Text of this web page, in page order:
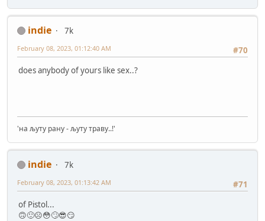
indie
7k
#70
February 08, 2023, 01:12:40 AM
does anybody of yours like sex..?
'на љуту рану - љуту траву..!'
indie
7k
#71
February 08, 2023, 01:13:42 AM
of Pistol...
🙃🙂☹️😳🙄😎😏